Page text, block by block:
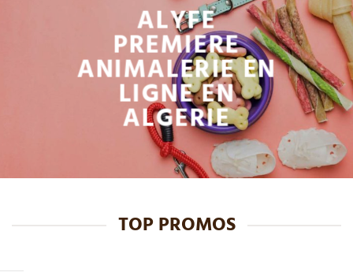
ALYFE
PREMIERE
ANIMALERIE EN
LIGNE EN
ALGERIE
TOP PROMOS